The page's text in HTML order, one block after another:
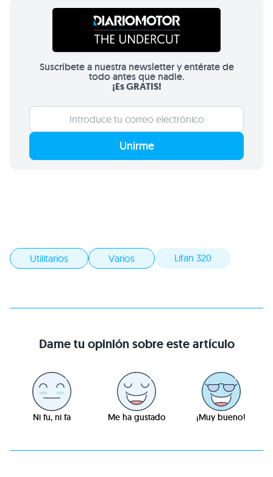
Suscríbete a nuestra newsletter y entérate de
todo antes que nadie.
¡Es GRATIS!
Unirme
Utilitarios Varios Lifan 320
Dame tu opinión sobre este artículo
Ni fu, ni fa Me ha gustado ¡Muy bueno!